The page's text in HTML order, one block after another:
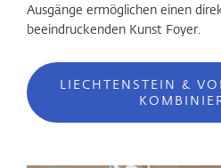
Ausgänge ermöglichen einen
beeindruckenden Kunst Foyer.
LIECHTENSTEIN &